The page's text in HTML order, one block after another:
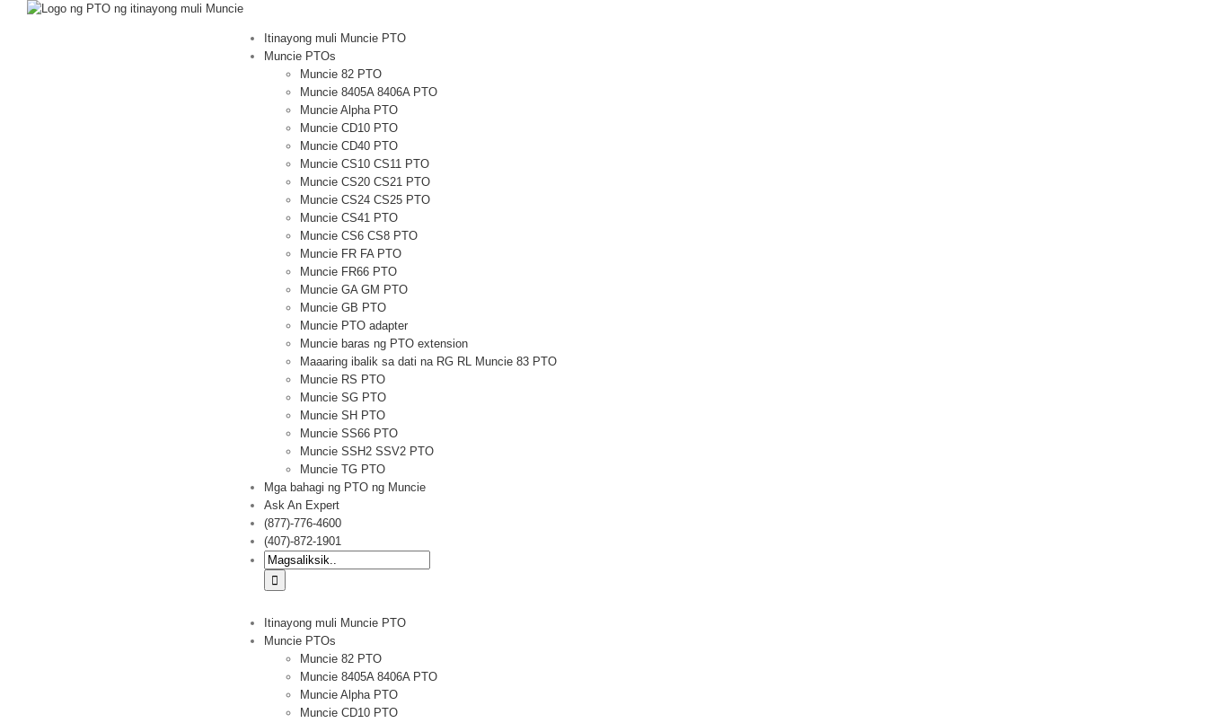
Laktawan
Itinayong muli Muncie PTO
Muncie PTOs
Muncie 82 PTO
Muncie 8405A 8406A PTO
Muncie Alpha PTO
Muncie CD10 PTO
Muncie CD40 PTO
Muncie CS10 CS11 PTO
Muncie CS20 CS21 PTO
Muncie CS24 CS25 PTO
Muncie CS41 PTO
Muncie CS6 CS8 PTO
Muncie FR FA PTO
Muncie FR66 PTO
Muncie GA GM PTO
Muncie GB PTO
Muncie PTO adapter
Muncie baras ng PTO extension
Maaaring ibalik sa dati na RG RL Muncie 83 PTO
Muncie RS PTO
Muncie SG PTO
Muncie SH PTO
Muncie SS66 PTO
Muncie SSH2 SSV2 PTO
Muncie TG PTO
Mga bahagi ng PTO ng Muncie
Ask An Expert
(877)-776-4600
(407)-872-1901
Hanapin:
Itinayong muli Muncie PTO
Muncie PTOs
Muncie 82 PTO
Muncie 8405A 8406A PTO
Muncie Alpha PTO
Muncie CD10 PTO